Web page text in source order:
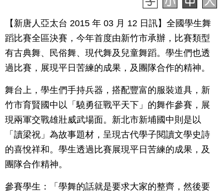
【新唐人亞太台 2015 年 03 月 12 日訊】全國學生舞
蹈比賽全區決賽，今年首度由新竹市承辦，比賽類型
有古典舞、民俗舞、現代舞及兒童舞蹈。學生們也透
過比賽，展現平日苦練的成果，及團隊合作的精神。
舞台上，學生們手持兵器，搭配豐富的服裝道具，新
竹市育賢國中以「驍勇征戰平天下」的舞作參賽，展
現兩軍交戰雄壯威武場面。新北市新埔國中則是以
「讀梁祝」為故事題材，呈現古代學子閱讀文學史詩
的喜悅祥和。學生透過比賽展現平日苦練的成果，及
團隊合作精神。
參賽學生：「學舞的話就是要求大家的整齊，然後要